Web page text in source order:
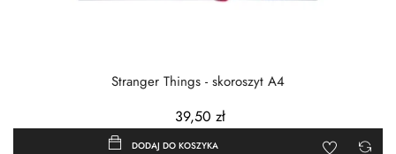
Stranger Things - skoroszyt A4
39,50 zł
DODAJ DO KOSZYKA